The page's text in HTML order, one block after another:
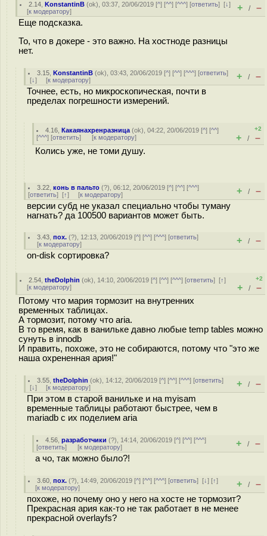
2.14 ,KonstantinB (ok), 03:37, 20/06/2019 [^] [^^] [^^^] [ответить][↓]
[к модератору] + / –
Еще подсказка.
То, что в докере - это важно. На хостноде разницы
нет.
3.15 ,KonstantinB (ok), 03:43, 20/06/2019 [^] [^^] [^^^] [ответить]
[↓] [к модератору] + / –
Точнее, есть, но микроскопическая, почти в
пределах погрешности измерений.
4.16 ,Какаянахренразница (ok), 04:22, 20/06/2019 [^] [^^]
[^^^] [ответить] [к модератору]
+2
+ / –
Колись уже, не томи душу.
3.22 ,конь в пальто (?), 06:12, 20/06/2019 [^] [^^] [^^^]
[ответить] [↑] [к модератору] + / –
версии субд не указал специально чтобы туману
нагнать? да 100500 вариантов может быть.
3.43 ,пох. (?), 12:13, 20/06/2019 [^] [^^] [^^^] [ответить]
[к модератору] + / –
on-disk сортировка?
2.54 ,theDolphin (ok), 14:10, 20/06/2019 [^] [^^] [^^^] [ответить][↑]
[к модератору]
+2
+ / –
Потому что мария тормозит на внутренних
временных таблицах.
А тормозит, потому что aria.
В то время, как в ванильке давно любые temp tables можно
сунуть в innodb
И править, похоже, это не собираются, потому что "это же
наша охрененная ария!"
3.55 ,theDolphin (ok), 14:12, 20/06/2019 [^] [^^] [^^^] [ответить]
[↓] [к модератору] + / –
При этом в старой ванильке и на myisam
временные таблицы работают быстрее, чем в
mariadb с их поделием aria
4.56 ,разработчики (?), 14:14, 20/06/2019 [^] [^^] [^^^]
[ответить] [к модератору] + / –
а чо, так можно было?!
3.60 ,пох. (?), 14:49, 20/06/2019 [^] [^^] [^^^] [ответить][↓] [↑]
[к модератору] + / –
похоже, но почему оно у него на хосте не тормозит?
Прекрасная ария как-то не так работает в не менее
прекрасной overlayfs?